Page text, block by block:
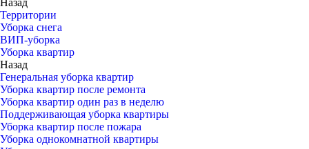
Назад
Территории
Уборка снега
ВИП-уборка
Уборка квартир
Назад
Генеральная уборка квартир
Уборка квартир после ремонта
Уборка квартир один раз в неделю
Поддерживающая уборка квартиры
Уборка квартир после пожара
Уборка однокомнатной квартиры